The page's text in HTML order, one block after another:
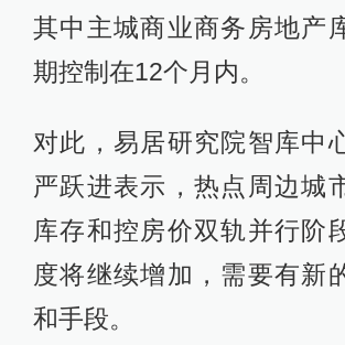
其中主城商业商务房地产
期控制在12个月内。
对此，易居研究院智库中
严跃进表示，热点周边城
库存和控房价双轨并行阶
度将继续增加，需要有新
和手段。